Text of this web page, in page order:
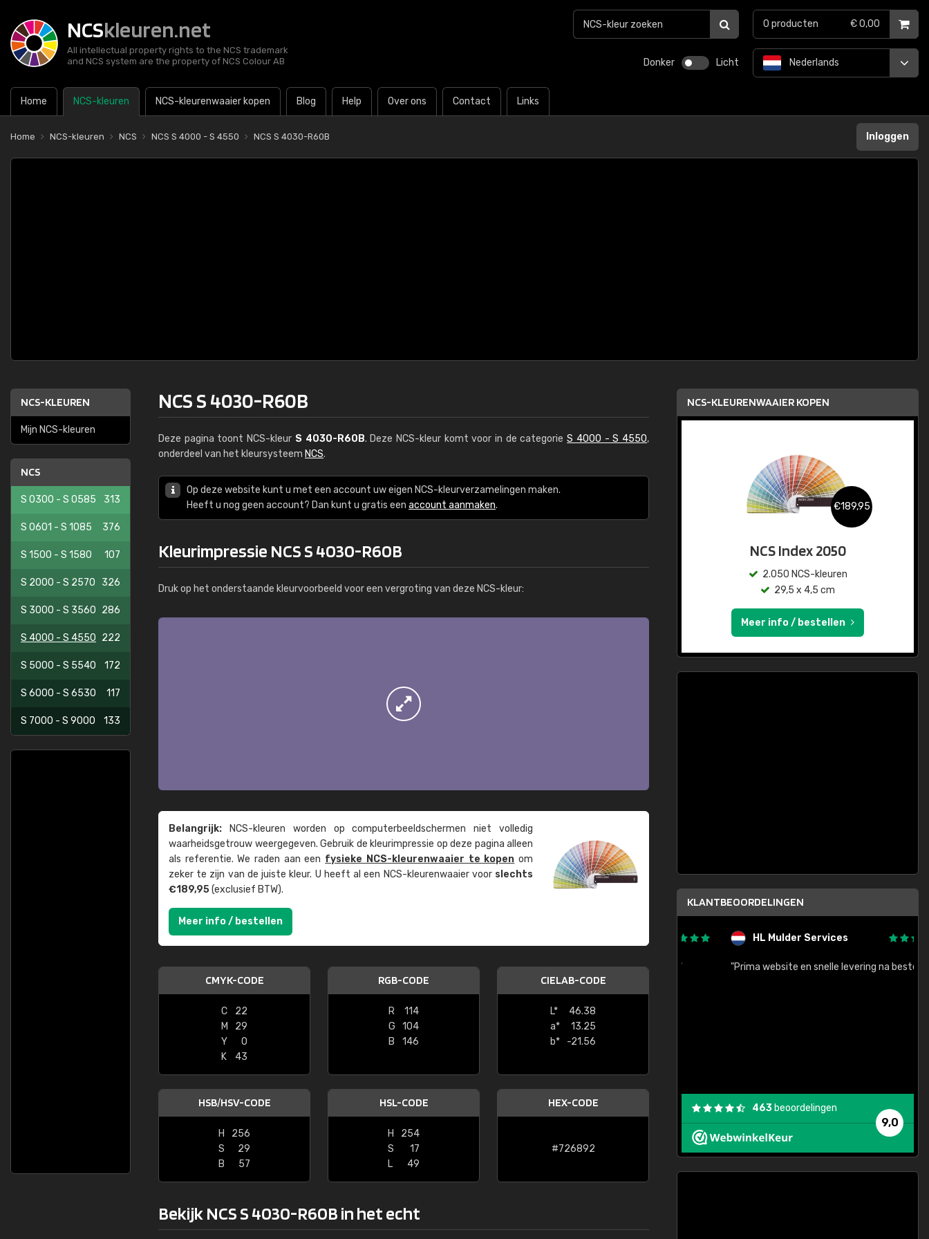
NCSkleuren.net
All intellectual property rights to the NCS trademark
and NCS system are the property of NCS Colour AB
Donker Licht
Home NCS-kleuren NCS-kleurenwaaier kopen Blog Help Over ons Contact Links
Nederlands
0 producten € 0,00
Home NCS-kleuren NCS NCS S 4000 - S 4550 NCS S 4030-R60B Inloggen
NCS-KLEUREN
Mijn NCS-kleuren
NCS
S 0300 - S 0585 313
S 0601 - S 1085 376
S 1500 - S 1580 107
S 2000 - S 2570 326
S 3000 - S 3560 286
S 4000 - S 4550 222
S 5000 - S 5540 172
S 6000 - S 6530 117
S 7000 - S 9000 133
NCS S 4030-R60B
Deze pagina toont NCS-kleur S 4030-R60B. Deze NCS-kleur komt voor in de categorieS 4000 - S 4550,
onderdeel van het kleursysteem NCS.
Op deze website kunt u met een account uw eigen NCS-kleurverzamelingen maken.
Heeft u nog geen account? Dan kunt u gratis een account aanmaken.
Kleurimpressie NCS S 4030-R60B
Druk op het onderstaande kleurvoorbeeld voor een vergroting van deze NCS-kleur:
Belangrijk: NCS-kleuren worden op computer­beeld­schermen niet volledig
waarheids­­getrouw weer­gegeven. Gebruik de kleur­impressie op deze pagina alleen
als referentie. We raden aan een fysieke NCS-kleuren­waaier te kopen om
zeker te zijn van de juiste kleur. U heeft al een NCS-kleuren­waaier voor slechts
€189,95(exclusief BTW).
Meer info / bestellen
CMYK-CODE
C
22
M
29
Y
0
K
43
RGB-CODE
R
114
G
104
B
146
CIELAB-CODE
L*
46.38
a*
13.25
b*
-21.56
HSB/HSV-CODE
H
256
S
29
B
57
HSL-CODE
H
254
S
17
L
49
HEX-CODE
#726892
Bekijk NCS S 4030-R60B in het echt
NCS-KLEURENWAAIER KOPEN
€189,95
NCS Index 2050
2.050 NCS-kleuren
29,5 x 4,5 cm
Meer info / bestellen
KLANTBEOORDELINGEN
"Super snelle service en zeer betaalbaar!"
HL Mulder Services
"Prima website en snelle levering na bestelling"
9,0
463 beoordelingen